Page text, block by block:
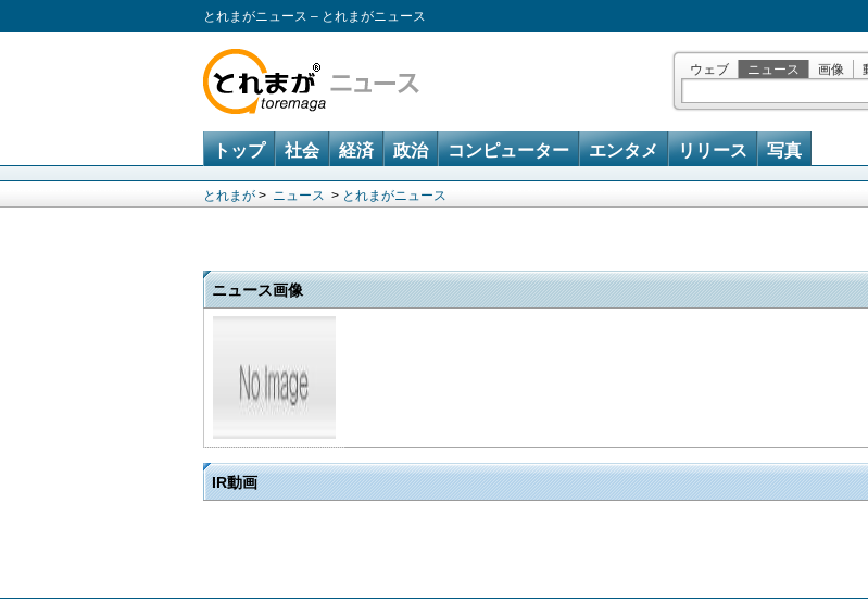
とれまがニュース – とれまがニュース
ウェブ ニュース 画像
トップ 社会 経済 政治 コンピューター エンタメ リリース 写真
とれまが > ニュース > とれまがニュース
ニュース画像
IR動画